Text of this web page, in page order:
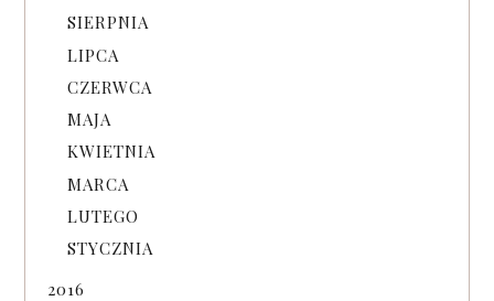
SIERPNIA
LIPCA
CZERWCA
MAJA
KWIETNIA
MARCA
LUTEGO
STYCZNIA
2016